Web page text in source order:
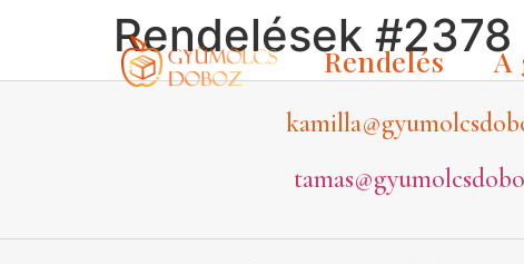
Rendelés A
Rendelések #2378